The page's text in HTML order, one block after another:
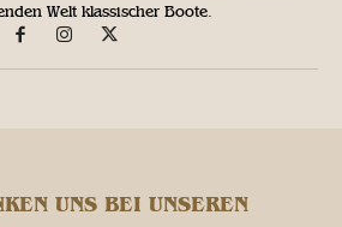
Welt klassischer Boote.
UNS BEI UNSEREN